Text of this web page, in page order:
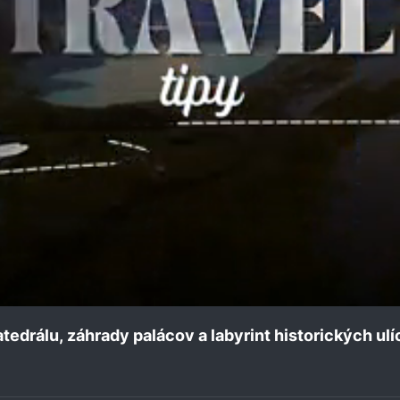
záhrady palácov a labyrint historických